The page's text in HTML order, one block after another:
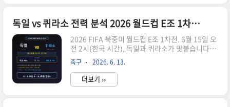
냐"가 더 현실적인 질문이 되었을 만큼 일본 축구의
위상이 높아졌습니다.일본 대표팀은 북미에 도착
하기 전까지 6연승과 5경기 무실점이라는 놀라운
기록을 세웠습니다. 특히 모리야스 하지메 감독이
이끄는 일본 대표팀은 브라질을 3-2로, 잉글랜드를
1-0으로 꺾으며 강호들을 상대로 승리를 거두며 준
비가 되어 있음..
독일 vs 퀴라소 전력 분석 2026 월드컵 E조 1차전 승부 예측과 관전 포인트
2026 FIFA 북중미 월드컵 E조 1차전. 6월 15일 오
전 2시(한국 시간), 독일과 퀴라소가 맞붙습니다.
객관적인 전력 차이로만 보면 이번 대회 조별리그
전체를 통틀어 가장 극단적인 강약 대결 중 하나입
니다. 독일은 4차례 월드컵 우승을 자랑하는 축구
강국이고, 퀴라소는 카리브해의 작은 섬나라로 이
축구 2026. 6. 13.
더보기 ››